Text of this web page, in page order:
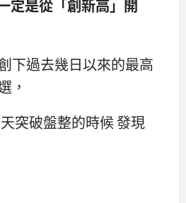
定是從「創新高」開
下過去幾日以來的最高
，
突破盤整的時候 發現